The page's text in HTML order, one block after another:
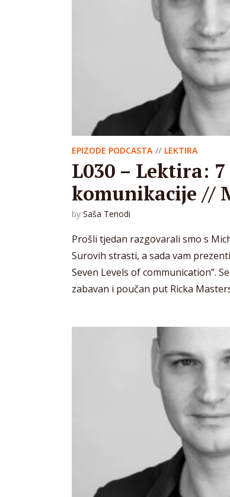
EPIZODE PODCASTA LEKTIRA
L030 – Lektira:
komunikacije //
by Saša Tenodi
Prošli tjedan razgovarali smo s
Surovih strasti, a sada vam
Seven Levels of communication”.
zabavan i poučan put Ricka